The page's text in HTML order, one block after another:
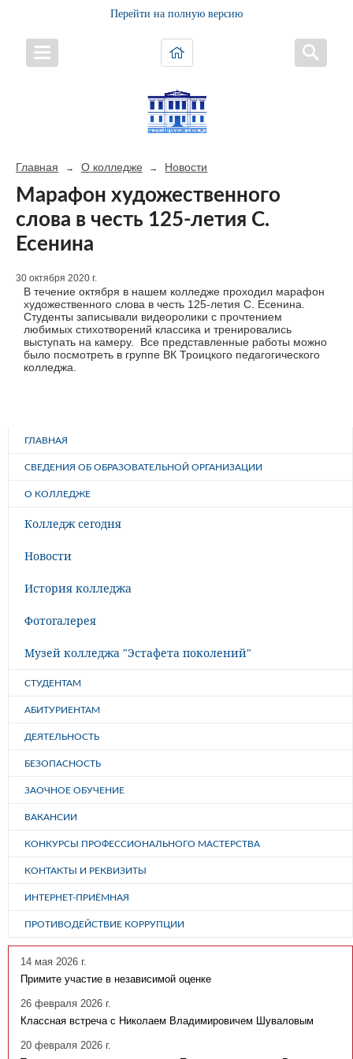
Перейти на полную версию
Главная → О колледже → Новости
Марафон художественного
слова в честь 125-летия С.
Есенина
30 октября 2020 г.
В течение октября в нашем колледже проходил марафон
художественного слова в честь 125-летия С. Есенина.
Студенты записывали видеоролики с прочтением
любимых стихотворений классика и тренировались
выступать на камеру. Все представленные работы можно
было посмотреть в группе ВК Троицкого педагогического
колледжа.
ГЛАВНАЯ
СВЕДЕНИЯ ОБ ОБРАЗОВАТЕЛЬНОЙ ОРГАНИЗАЦИИ
О КОЛЛЕДЖЕ
Колледж сегодня
Новости
История колледжа
Фотогалерея
Музей колледжа "Эстафета поколений"
СТУДЕНТАМ
АБИТУРИЕНТАМ
ДЕЯТЕЛЬНОСТЬ
БЕЗОПАСНОСТЬ
ЗАОЧНОЕ ОБУЧЕНИЕ
ВАКАНСИИ
КОНКУРСЫ ПРОФЕССИОНАЛЬНОГО МАСТЕРСТВА
КОНТАКТЫ И РЕКВИЗИТЫ
ИНТЕРНЕТ-ПРИЁМНАЯ
ПРОТИВОДЕЙСТВИЕ КОРРУПЦИИ
14 мая 2026 г.
Примите участие в независимой оценке
26 февраля 2026 г.
Классная встреча с Николаем Владимировичем Шуваловым
20 февраля 2026 г.